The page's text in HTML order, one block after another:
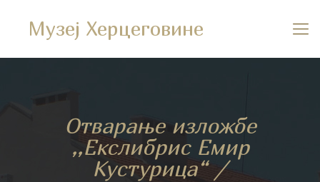
Музеј Херцеговине
Отварање изложбе
,,Екслибрис Емир
Кустурица“ /